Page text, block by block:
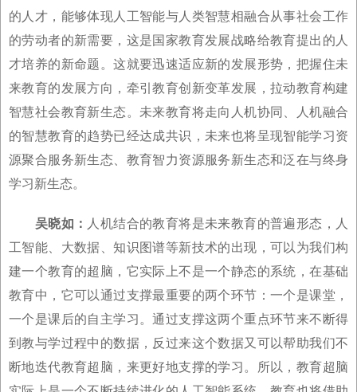
的人才，能够体现人工智能与人类智慧相融合从事社会工作
的劳动者的新需要，这是国家教育发展战略给教育提出的人
才培养的新命题。这就要迅速适应新的发展形势，把握住未
来教育的发展方向，牵引教育创新变革发展，拉动教育构建
智慧社会教育新生态。未来教育将走向人机协同、人机融合
的智慧教育的趋势已经达成共识，未来也将呈现智能学习资
源聚合服务新生态、教育智力资源服务新生态和泛在与终身
学习新生态。
吴晓如： 人机结合的教育将是未来教育的普遍形态，人
工智能、大数据、知识图谱等新技术的出现，可以为我们构
建一个教育的超脑，它实际上不是一个静态的系统，在基础
教育中，它可以通过支撑最重要的两个环节：一个是课堂，
一个是课后的自主学习。通过支撑这两个重点环节来不断得
到教与学过程中的数据，反过来这个数据又可以帮助我们不
断地迭代教育超脑，来更好地支撑的学习。所以，教育超脑